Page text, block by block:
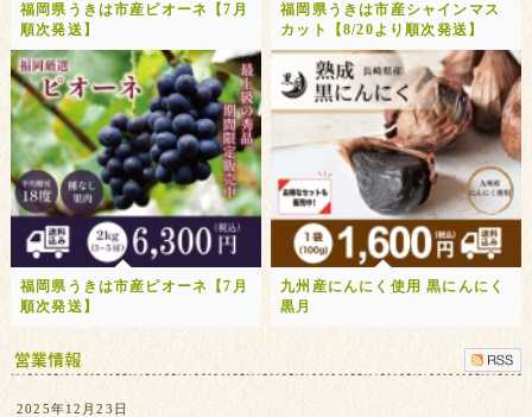
福岡県うきは市産ピオーネ【7月
順次発送】
福岡県うきは市産シャインマス
カット【8/20より順次発送】
福岡県うきは市産ピオーネ【7月
順次発送】
九州産にんにく使用 黒にんにく
黒月
2025年12月23日